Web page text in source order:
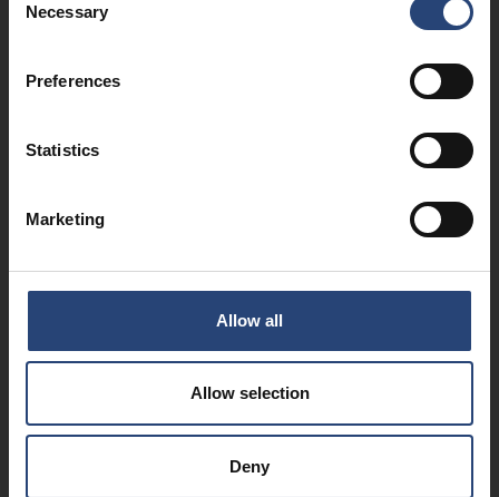
Selection
Necessary
Preferences
Statistics
Marketing
Allow all
Allow selection
Deny